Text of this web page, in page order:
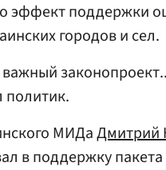
эффект поддержки
городов и сел.
политик.
МИДаДмитрий
в поддержку